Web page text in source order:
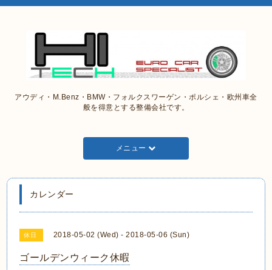
アウディ・M.Benz・BMW・フォルクスワーゲン・ポルシェ・欧州車全
般を得意とする整備会社です。
メニュー
カレンダー
休日 2018-05-02 (Wed) - 2018-05-06 (Sun)
ゴールデンウィーク休暇